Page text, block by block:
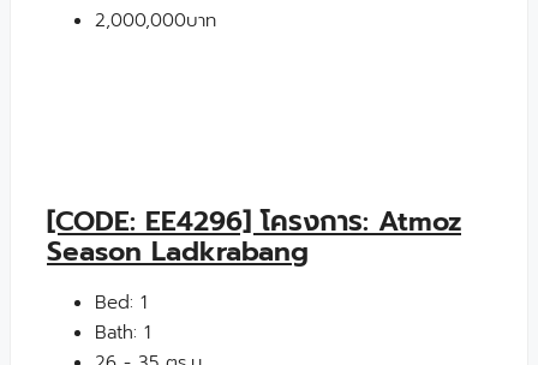
2,000,000บาท
[CODE: EE4296] โครงการ: Atmoz
Season Ladkrabang
Bed: 1
Bath: 1